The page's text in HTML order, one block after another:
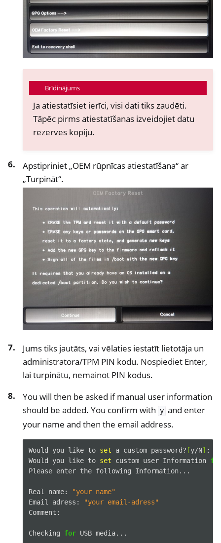
Brīdinājums
Ja atiestatīsiet ierīci, visi dati tiks zaudēti.
Tāpēc pirms atiestatīšanas izveidojiet datu
rezerves kopiju.
Apstipriniet „OEM rūpnīcas atiestatīšana“ ar
„Turpināt“.
Jums tiks jautāts, vai vēlaties iestatīt lietotāja un
administratora/TPM PIN kodu. Nospiediet Enter,
lai turpinātu, nemainot PIN kodus.
You will then be asked if manual user information
should be added. You confirm with y and enter
your name and then the email address.
Would you like to set a custom password? [y/N] :
Would
you like to set custom user Information
Please enter the following Information...
Real name:
"your name"
Email
adress:
"your email-adress"
Comment:
Checking for USB media...